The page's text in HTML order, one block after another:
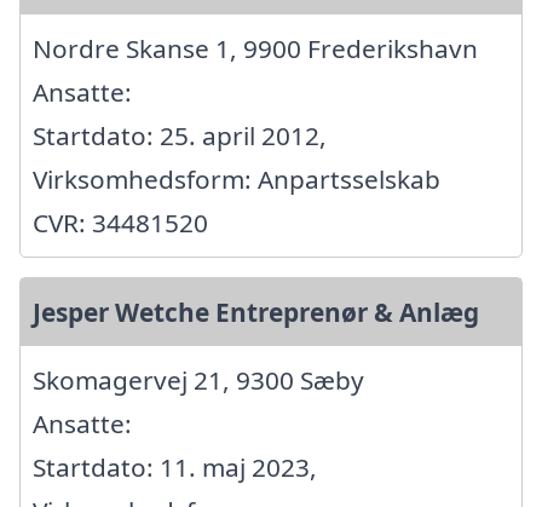
Nordre Skanse 1, 9900 Frederikshavn
Ansatte:
Startdato: 25. april 2012,
Virksomhedsform: Anpartsselskab
CVR: 34481520
Jesper Wetche Entreprenør & Anlæg
Skomagervej 21, 9300 Sæby
Ansatte:
Startdato: 11. maj 2023,